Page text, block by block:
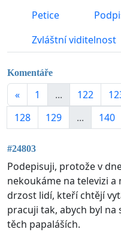
Petice
Zvláštní viditelnost
Komentáře
« 1 ... 122
128
129 ... 140
#24803
Podepisuji, protože v
nekoukáme na televizi a
drzost lidí, kteří chtějí
pracuji tak, abych byl na
těch papaláších.